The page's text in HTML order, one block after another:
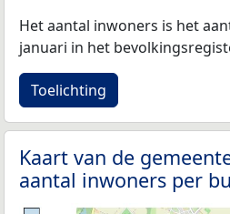
Het aantal inwoners is het
januari in het
Toelichting
Kaart van de
aantal inwoners per